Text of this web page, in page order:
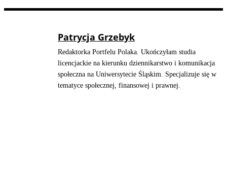
Patrycja Grzebyk
Redaktorka Portfelu Polaka. Ukończyłam studia
licencjackie na kierunku dziennikarstwo i komunikacja
społeczna na Uniwersytecie Śląskim. Specjalizuje się w
tematyce społecznej, finansowej i prawnej.